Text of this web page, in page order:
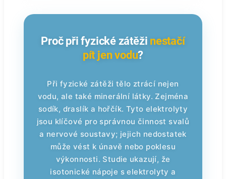
Proč při fyzické zátěži nestačí
pít jen vodu?
Při fyzické zátěži tělo ztrácí nejen
vodu, ale také minerální látky. Zejména
sodík, draslík a hořčík. Tyto elektrolyty
jsou klíčové pro správnou činnost svalů
a nervové soustavy; jejich nedostatek
může vést k únavě nebo poklesu
výkonnosti. Studie ukazují, že
isotonické nápoje s elektrolyty a